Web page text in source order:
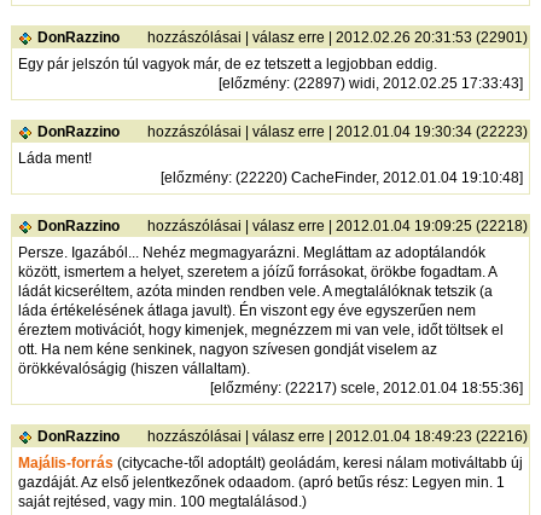
DonRazzino hozzászólásai |válasz erre | 2012.02.26 20:31:53 (22901)
Egy pár jelszón túl vagyok már, de ez tetszett a legjobban eddig.
[előzmény: (22897) widi, 2012.02.25 17:33:43]
DonRazzino hozzászólásai |válasz erre | 2012.01.04 19:30:34 (22223)
Láda ment!
[előzmény: (22220) CacheFinder, 2012.01.04 19:10:48]
DonRazzino hozzászólásai |válasz erre | 2012.01.04 19:09:25 (22218)
Persze. Igazából... Nehéz megmagyarázni. Megláttam az adoptálandók
között, ismertem a helyet, szeretem a jóízű forrásokat, örökbe fogadtam. A
ládát kicseréltem, azóta minden rendben vele. A megtalálóknak tetszik (a
láda értékelésének átlaga javult). Én viszont egy éve egyszerűen nem
éreztem motivációt, hogy kimenjek, megnézzem mi van vele, időt töltsek el
ott. Ha nem kéne senkinek, nagyon szívesen gondját viselem az
örökkévalóságig (hiszen vállaltam).
[előzmény: (22217) scele, 2012.01.04 18:55:36]
DonRazzino hozzászólásai |válasz erre | 2012.01.04 18:49:23 (22216)
Majális-forrás (citycache-től adoptált) geoládám, keresi nálam motiváltabb új
gazdáját. Az első jelentkezőnek odaadom. (apró betűs rész: Legyen min. 1
saját rejtésed, vagy min. 100 megtalálásod.)